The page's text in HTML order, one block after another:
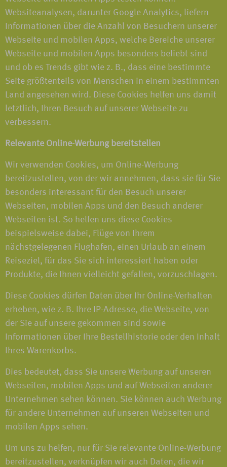
Websiteanalysen, darunter Google Analytics, liefern
Informationen über die Anzahl von Besuchern unserer
Webseite und mobilen Apps, welche Bereiche unserer
Webseite und mobilen Apps besonders beliebt sind
und ob es Trends gibt wie z. B., dass eine bestimmte
Seite größtenteils von Menschen in einem bestimmten
Land angesehen wird. Diese Cookies helfen uns damit
letztlich, Ihren Besuch auf unserer Webseite zu
verbessern.
Relevante Online-Werbung bereitstellen
Wir verwenden Cookies, um Online-Werbung
bereitzustellen, von der wir annehmen, dass sie für Sie
besonders interessant für den Besuch unserer
Webseiten, mobilen Apps und den Besuch anderer
Webseiten ist. So helfen uns diese Cookies
beispielsweise dabei, Flüge von Ihrem
nächstgelegenen Flughafen, einen Urlaub an einem
Reiseziel, für das Sie sich interessiert haben oder
Produkte, die Ihnen vielleicht gefallen, vorzuschlagen.
Diese Cookies dürfen Daten über Ihr Online-Verhalten
erheben, wie z. B. Ihre IP-Adresse, die Webseite, von
der Sie auf unsere gekommen sind sowie
Informationen über Ihre Bestellhistorie oder den Inhalt
Ihres Warenkorbs.
Dies bedeutet, dass Sie unsere Werbung auf unseren
Webseiten, mobilen Apps und auf Webseiten anderer
Unternehmen sehen können. Sie können auch Werbung
für andere Unternehmen auf unseren Webseiten und
mobilen Apps sehen.
Um uns zu helfen, nur für Sie relevante Online-Werbung
bereitzustellen, verknüpfen wir auch Daten, die wir